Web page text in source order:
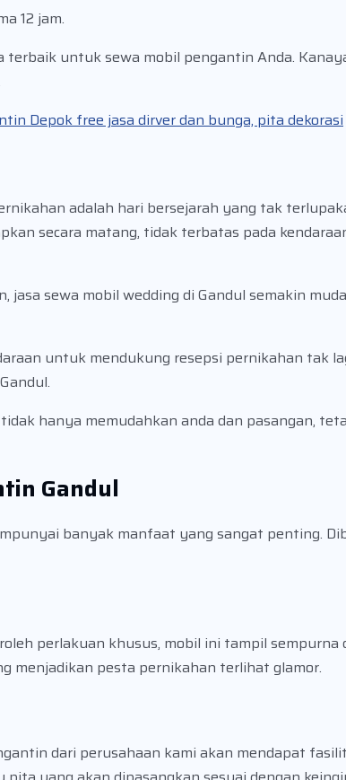
12 jam.
untuk sewa mobil pengantin Anda.
Depok free jasa dirver dan bunga, pita dekorasi
adalah hari bersejarah yang tak
secara matang, tidak terbatas pada
sewa mobil wedding di Gandul semakin
untuk mendukung resepsi pernikahan tak
hanya memudahkan anda dan pasangan,
Gandul
banyak manfaat yang sangat penting.
perlakuan khusus, mobil ini tampil sempurna
menjadikan pesta pernikahan terlihat glamor.
dari perusahaan kami akan mendapat